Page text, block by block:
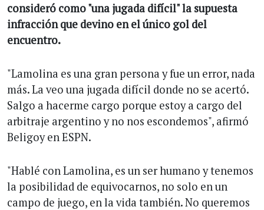
consideró como "una jugada difícil" la supuesta
infracción que devino en el único gol del
encuentro.
"Lamolina es una gran persona y fue un error, nada
más. La veo una jugada difícil donde no se acertó.
Salgo a hacerme cargo porque estoy a cargo del
arbitraje argentino y no nos escondemos", afirmó
Beligoy en ESPN.
"Hablé con Lamolina, es un ser humano y tenemos
la posibilidad de equivocarnos, no solo en un
campo de juego, en la vida también. No queremos